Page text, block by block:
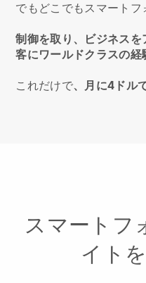
でもどこでもスマートフ
制御を取り、ビジネス
客にワールドクラスの経
これだけで、月に4ドル
スマートフ
イト